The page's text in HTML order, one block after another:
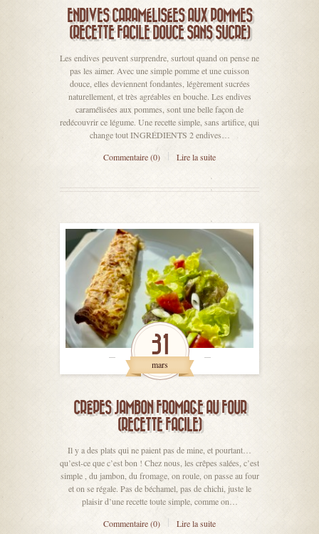
ENDIVES CARAMÉLISÉES AUX POMMES
(RECETTE FACILE DOUCE SANS SUCRE)
Les endives peuvent surprendre, surtout quand on pense ne
pas les aimer. Avec une simple pomme et une cuisson
douce, elles deviennent fondantes, légèrement sucrées
naturellement, et très agréables en bouche. Les endives
caramélisées aux pommes, sont une belle façon de
redécouvrir ce légume. Une recette simple, sans artifice, qui
change tout INGRÉDIENTS 2 endives…
Commentaire (0)
Lire la suite
31
mars
CRÊPES JAMBON FROMAGE AU FOUR
(RECETTE FACILE)
Il y a des plats qui ne paient pas de mine, et pourtant…
qu’est-ce que c’est bon ! Chez nous, les crêpes salées, c’est
simple , du jambon, du fromage, on roule, on passe au four
et on se régale. Pas de béchamel, pas de chichi, juste le
plaisir d’une recette toute simple, comme on…
Commentaire (0)
Lire la suite